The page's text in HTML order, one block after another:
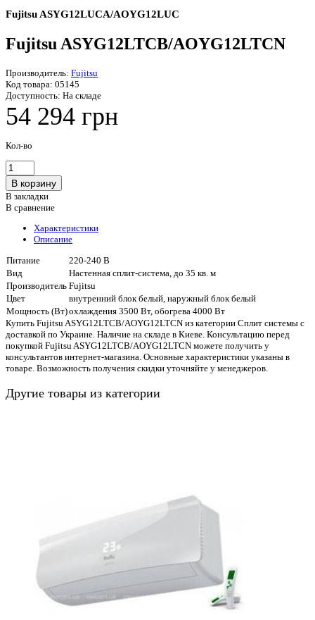
Fujitsu ASYG12LUCA/AOYG12LUC
Fujitsu ASYG12LTCB/AOYG12LTCN
Производитель: Fujitsu
Код товара: 05145
Доступность: На складе
54 294 грн
Кол-во
В закладки
В сравнение
Характеристики
Описание
Питание
220-240 В
Вид
Настенная сплит-система, до 35 кв. м
Производитель Fujitsu
Цвет
внутренний блок белый, наружный блок белый
Мощность (Вт)охлаждения 3500 Вт, обогрева 4000 Вт
Купить Fujitsu ASYG12LTCB/AOYG12LTCN из категории Сплит системы с
доставкой по Украине. Наличие на складе в Киеве. Консультацию перед
покупкой Fujitsu ASYG12LTCB/AOYG12LTCN можете получить у
консультантов интернет-магазина. Основные характеристики указаны в
товаре. Возможность получения скидки уточняйте у менеджеров.
Другие товары из категории